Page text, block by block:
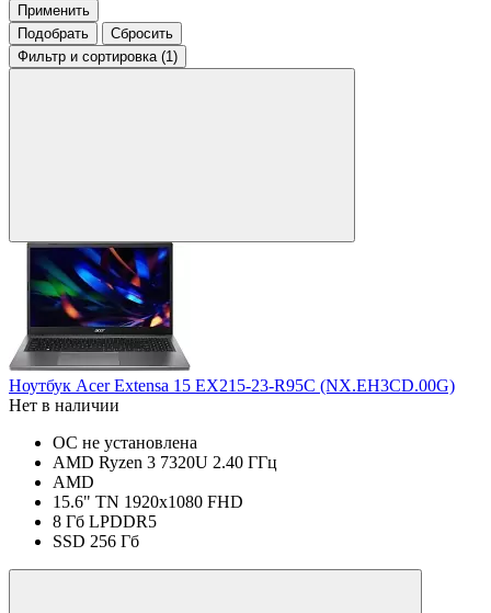
Применить
Подобрать
Сбросить
Фильтр и сортировка (1)
Ноутбук Acer Extensa 15 EX215-23-R95C (NX.EH3CD.00G)
Нет в наличии
ОС не установлена
AMD Ryzen 3 7320U 2.40 ГГц
AMD
15.6" TN 1920x1080 FHD
8 Гб LPDDR5
SSD 256 Гб